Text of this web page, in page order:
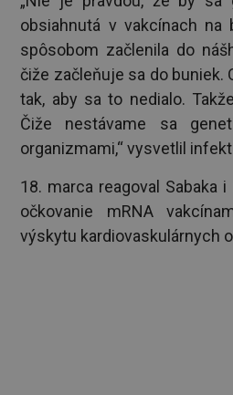
obsiahnutá v vakcínach na
spôsobom začlenila do
čiže začleňuje sa do buniek.
tak, aby sa to nedialo.
Čiže nestávame sa
organizmami,“ vysvetlil
18. marca reagoval Sabaka
očkovanie mRNA
výskytu kardiovaskulárnych